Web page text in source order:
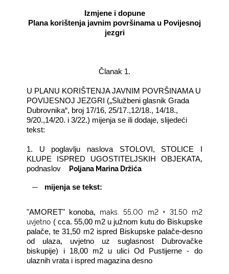
Izmjene i dopune
Plana korištenja javnim površinama u Povijesnoj
jezgri
Članak 1.
U PLANU KORIŠTENJA JAVNIM POVRŠINAMA U
POVIJESNOJ JEZGRI („Službeni glasnik Grada
Dubrovnika“, broj 17/16, 25/17.,12/18., 14/18.,
9/20.,14/20. i 3/22.) mijenja se ili dodaje, slijedeći
tekst:
1. U poglavlju naslova STOLOVI, STOLICE I
KLUPE ISPRED UGOSTITELJSKIH OBJEKATA,
podnaslov
Poljana Marina Držića
―
mijenja se tekst:
"AMORET" konoba, maks. 55,00 m2 + 31,50 m2
uvjetno ( cca. 55,00 m2 u južnom kutu do Biskupske
palače, te 31,50 m2 ispred Biskupske palače-desno
od ulaza, uvjetno uz suglasnost Dubrovačke
biskupije) i 18,00 m2 u ulici Od Pustijerne - do
ulaznih vrata i ispred magazina desno